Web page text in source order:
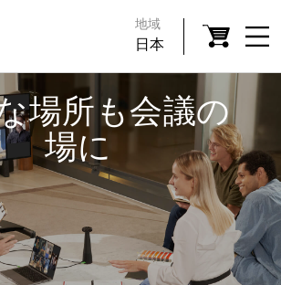
地域
日本
場所も会議の
場に